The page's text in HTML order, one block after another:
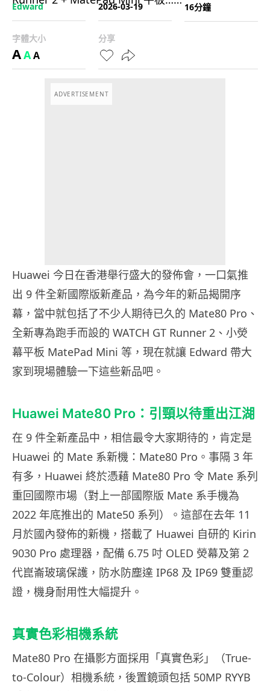
Edward
2026-03-19
16分鐘
字體大小
AAA
分享
ADVERTISEMENT
Huawei 今日在香港舉行盛大的發佈會，一口氣推
出 9 件全新國際版新產品，為今年的新品揭開序
幕，當中就包括了不少人期待已久的 Mate80 Pro、
全新專為跑手而設的 WATCH GT Runner 2、小熒
幕平板 MatePad Mini 等，現在就讓 Edward 帶大
家到現場體驗一下這些新品吧。
Huawei Mate80 Pro：引頸以待重出江湖
在 9 件全新產品中，相信最令大家期待的，肯定是
Huawei 的 Mate 系新機：Mate80 Pro。事隔 3 年
有多，Huawei 終於憑藉 Mate80 Pro 令 Mate 系列
重回國際市場（對上一部國際版 Mate 系手機為
2022 年底推出的 Mate50 系列）。這部在去年 11
月於國內發佈的新機，搭載了 Huawei 自研的 Kirin
9030 Pro 處理器，配備 6.75 吋 OLED 熒幕及第 2
代崑崙玻璃保護，防水防塵達 IP68 及 IP69 雙重認
證，機身耐用性大幅提升。
真實色彩相機系統
Mate80 Pro 在攝影方面採用「真實色彩」（True-
to-Colour）相機系統，後置鏡頭包括 50MP RYYB